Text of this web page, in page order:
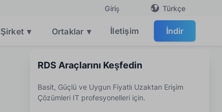
Giriş Türkçe
Şirket ▾ Ortaklar ▾ İletişim İndir
RDS Araçlarını Keşfedin
Basit, Güçlü ve Uygun Fiyatlı Uzaktan Erişim
Çözümleri IT profesyonelleri için.